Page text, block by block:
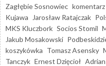
Zagłębie Sosnowiec komentarz
Kujawa
Jarosław Ratajczak
MKS Kluczbork Socios Stomil
Jakub Mosakowski
koszykówka Tomasz Asensky
Tanczyk Ernest Dzięcioł